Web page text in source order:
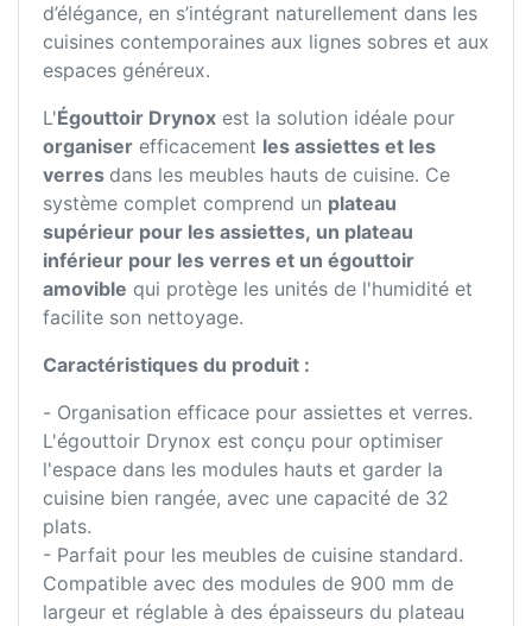
d’élégance, en s’intégrant naturellement dans les
cuisines contemporaines aux lignes sobres et aux
espaces généreux.
L'Égouttoir Drynox est la solution idéale pour
organiser efficacement les assiettes et les
verres dans les meubles hauts de cuisine. Ce
système complet comprend un plateau
supérieur pour les assiettes, un plateau
inférieur pour les verres et un égouttoir
amovible qui protège les unités de l'humidité et
facilite son nettoyage.
Caractéristiques du produit :
- Organisation efficace pour assiettes et verres.
L'égouttoir Drynox est conçu pour optimiser
l'espace dans les modules hauts et garder la
cuisine bien rangée, avec une capacité de 32
plats.
- Parfait pour les meubles de cuisine standard.
Compatible avec des modules de 900 mm de
largeur et réglable à des épaisseurs du plateau